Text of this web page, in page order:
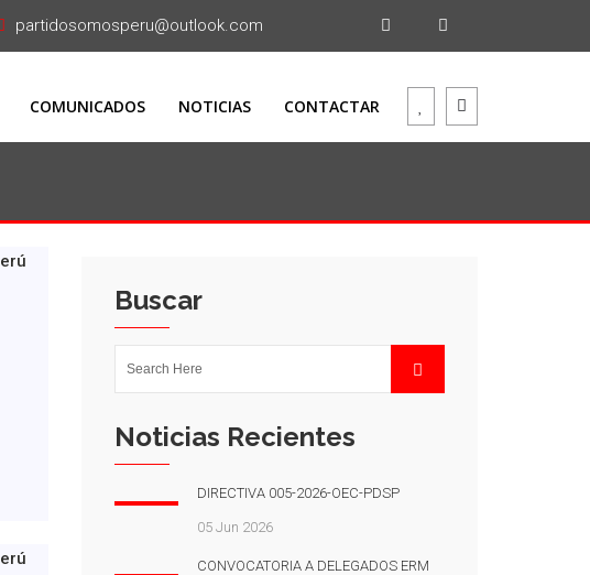
partidosomosperu@outlook.com
COMUNICADOS NOTICIAS CONTACTAR
Buscar
Noticias Recientes
DIRECTIVA 005-2026-OEC-PDSP
05 Jun 2026
CONVOCATORIA A DELEGADOS ERM